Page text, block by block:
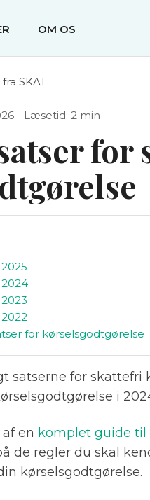
OM OS
SKAT
- Læsetid: 2 min
for
for kørselsgodtgørelse
satserne for skattefri
i
en komplet guide
de regler du skal
kørselsgodtgørelse.